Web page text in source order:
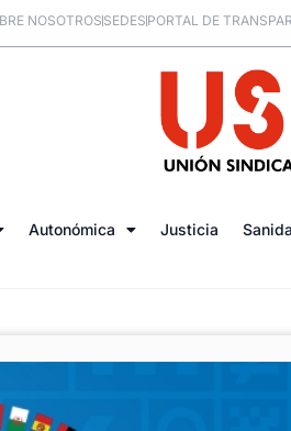
NOSOTROSSEDESPORTAL DE
Autonómica Justicia